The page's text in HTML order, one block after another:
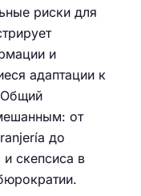
риски для
и
адаптации к
Общий
от
до
скепсиса в